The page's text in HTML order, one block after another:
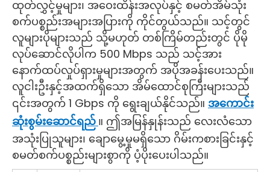
ထုတ်လွှင့်မှုများ၊ အဝေးထိန်းအလုပ်နှင့် စမတ်အိမ်သုံး
စက်ပစ္စည်းအများအပြားကို ကိုင်တွယ်သည်။ သင့်တွင်
လူများပိုများသည် သို့မဟုတ် တစ်ကြိမ်တည်းတွင် ပိုမို
လုပ်ဆောင်လိုပါက 500 Mbps သည် သင့်အား
နောက်ထပ်လှုပ်ရှားမှုများအတွက် အပိုအခန်းပေးသည်။
လူငါးဦးနှင့်အထက်ရှိသော အိမ်ထောင်စုကြီးများသည်
၎င်းအတွက် 1 Gbps ကို ရွေးချယ်နိုင်သည်။ အကောင်း
ဆုံးစွမ်းဆောင်ရည် ။ ဤအမြန်နှုန်းသည် လေးလံသော
အသုံးပြုသူများ၊ ချောမွေ့မှုမရှိသော ဂိမ်းကစားခြင်းနှင့်
စမတ်စက်ပစ္စည်းများစွာကို ပံ့ပိုးပေးပါသည်။